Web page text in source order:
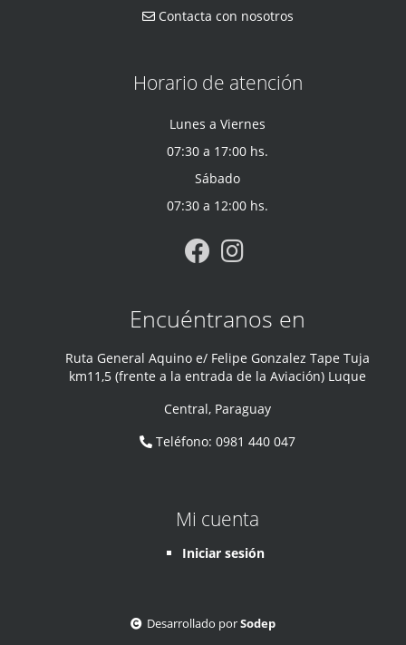
Contacta con nosotros
Horario de atención
Lunes a Viernes
07:30 a 17:00 hs.
Sábado
07:30 a 12:00 hs.
Encuéntranos en
Ruta General Aquino e/ Felipe Gonzalez Tape Tuja
km11,5 (frente a la entrada de la Aviación) Luque
Central, Paraguay
Teléfono:0981 440 047
Mi cuenta
Iniciar sesión
Desarrollado porSodep